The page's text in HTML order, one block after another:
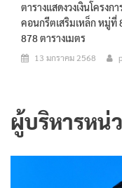
ตารางแสดงวงเงินโครงก
คอนกรีตเสริมเหล็ก หมู่
878 ตารางเมตร
13 มกราคม 2568
ผู้บริหารหน่